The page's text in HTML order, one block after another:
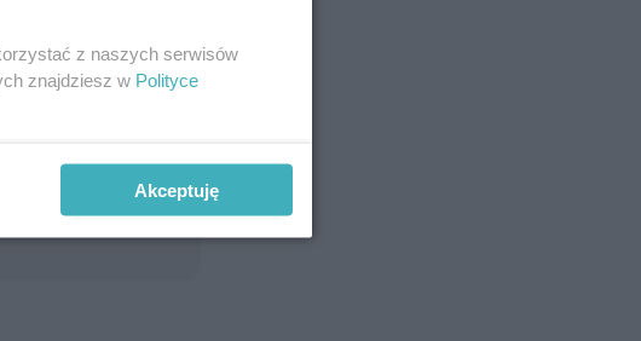
z naszych serwisów
znajdziesz w Polityce
Akceptuję